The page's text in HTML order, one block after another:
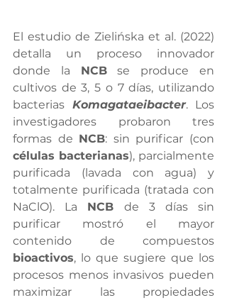
El estudio de Zielińska et al. (2022)
detalla un proceso innovador
donde la NCB se produce en
cultivos de 3, 5 o 7 días, utilizando
bacterias Komagataeibacter. Los
investigadores probaron tres
formas de NCB
células bacterianas), parcialmente
purificada (lavada con agua) y
totalmente purificada (tratada con
NaClO). La NCB de 3 días sin
purificar mostró el mayor
bioactivos, lo que sugiere que los
procesos menos invasivos pueden
maximizar las propiedades